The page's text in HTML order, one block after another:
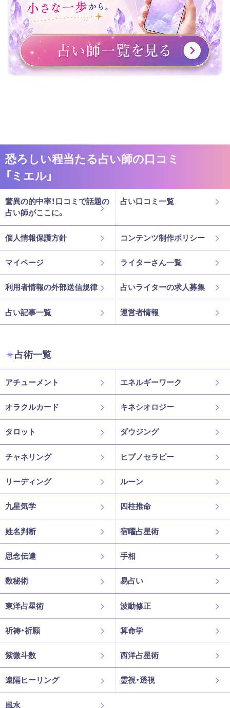
恐ろしい程当たる占い師の口コミ
「ミエル」
驚異の的中率！口コミで話題の
占い師がここに。
占い口コミ一覧
個人情報保護方針 コンテンツ制作ポリシー
マイページ ライターさん一覧
利用者情報の外部送信規律 占いライターの求人募集
占い記事一覧 運営者情報
占術一覧
アチューメント エネルギーワーク
オラクルカード キネシオロジー
タロット ダウジング
チャネリング ヒプノセラピー
リーディング ルーン
九星気学 四柱推命
姓名判断 宿曜占星術
思念伝達 手相
数秘術 易占い
東洋占星術 波動修正
祈祷・祈願 算命学
紫微斗数 西洋占星術
遠隔ヒーリング 霊視・透視
風水